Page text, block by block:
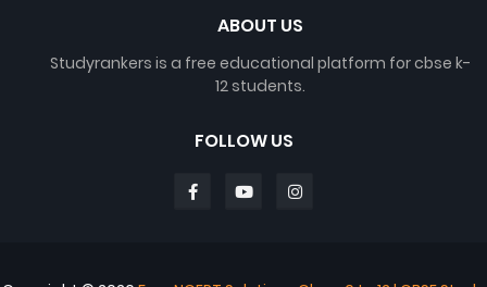
ABOUT US
Studyrankers is a free educational platform for cbse k-
12 students.
FOLLOW US